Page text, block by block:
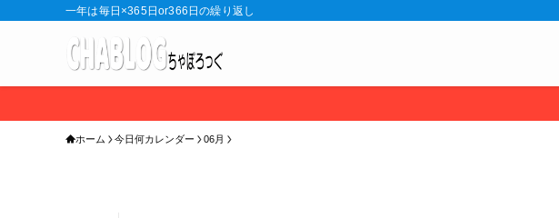
一年は毎日×365日or366日の繰り返し
ホーム 今日何カレンダー 06月